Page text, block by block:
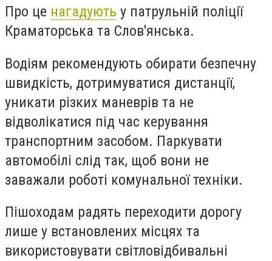
Про це нагадують у патрульній поліції
Краматорська та Слов'янська.
Водіям рекомендують обирати безпечну
швидкість, дотримуватися дистанції,
уникати різких маневрів та не
відволікатися під час керування
транспортним засобом. Паркувати
автомобілі слід так, щоб вони не
заважали роботі комунальної техніки.
Пішоходам радять переходити дорогу
лише у встановлених місцях та
використовувати світловідбивальні